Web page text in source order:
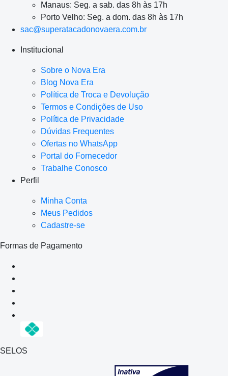
Manaus: Seg. a sab. das 8h às 17h
Porto Velho: Seg. a dom. das 8h às 17h
sac@superatacadonovaera.com.br
Institucional
Sobre o Nova Era
Blog Nova Era
Política de Troca e Devolução
Termos e Condições de Uso
Política de Privacidade
Dúvidas Frequentes
Ofertas no WhatsApp
Portal do Fornecedor
Trabalhe Conosco
Perfil
Minha Conta
Meus Pedidos
Cadastre-se
Formas de Pagamento
SELOS